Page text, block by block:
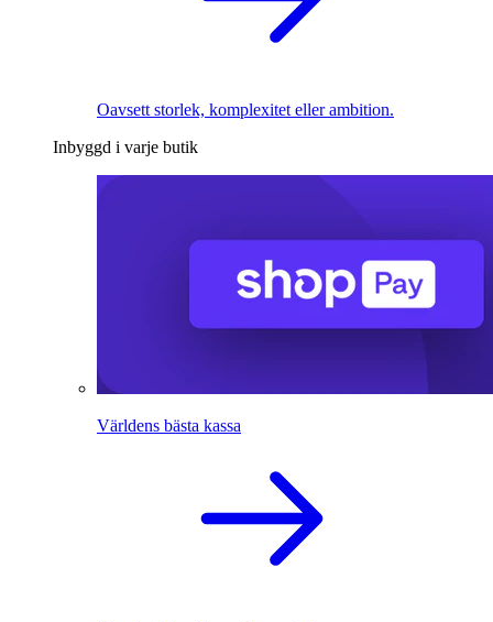
Oavsett storlek, komplexitet eller ambition.
Inbyggd i varje butik
Världens bästa kassa